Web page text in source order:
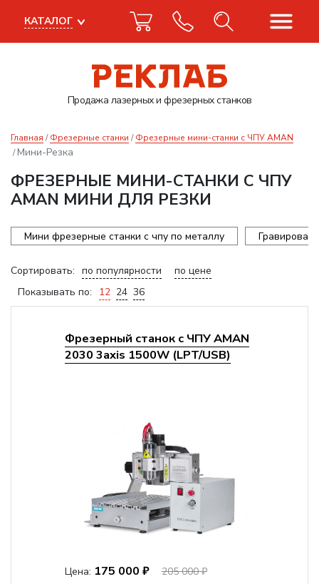
Продажа лазерныхи фрезерных станков
КАТАЛОГ
Главная Фрезерные станки Фрезерные мини-станки с ЧПУ AMAN
Мини-Резка
ФРЕЗЕРНЫЕ МИНИ-СТАНКИ С ЧПУ
AMAN МИНИ ДЛЯ РЕЗКИ
Мини фрезерные станки с чпу по металлу
Сортировать: по популярности
по цене
Показывать по:
12 24 36
Фрезерный станок с ЧПУ AMAN
2030 3axis 1500W (LPT/USB)
Цена: 175 000 ₽ 205 000 ₽